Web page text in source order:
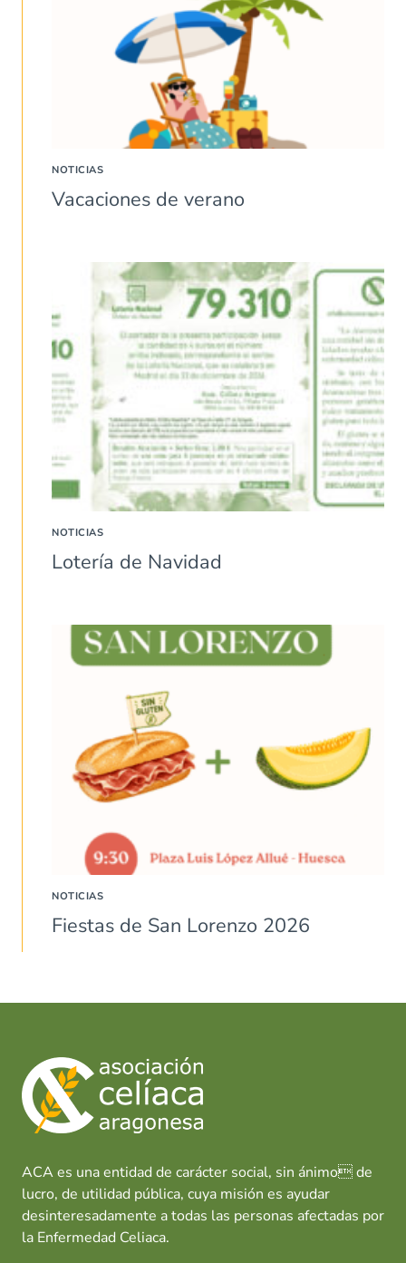
NOTICIAS
Vacaciones de verano
NOTICIAS
Lotería de Navidad
NOTICIAS
Fiestas de San Lorenzo 2026
ACA es una entidad de carácter social, sin ánimo de
lucro, de utilidad pública, cuya misión es ayudar
desinteresadamente a todas las personas afectadas por
la Enfermedad Celiaca.